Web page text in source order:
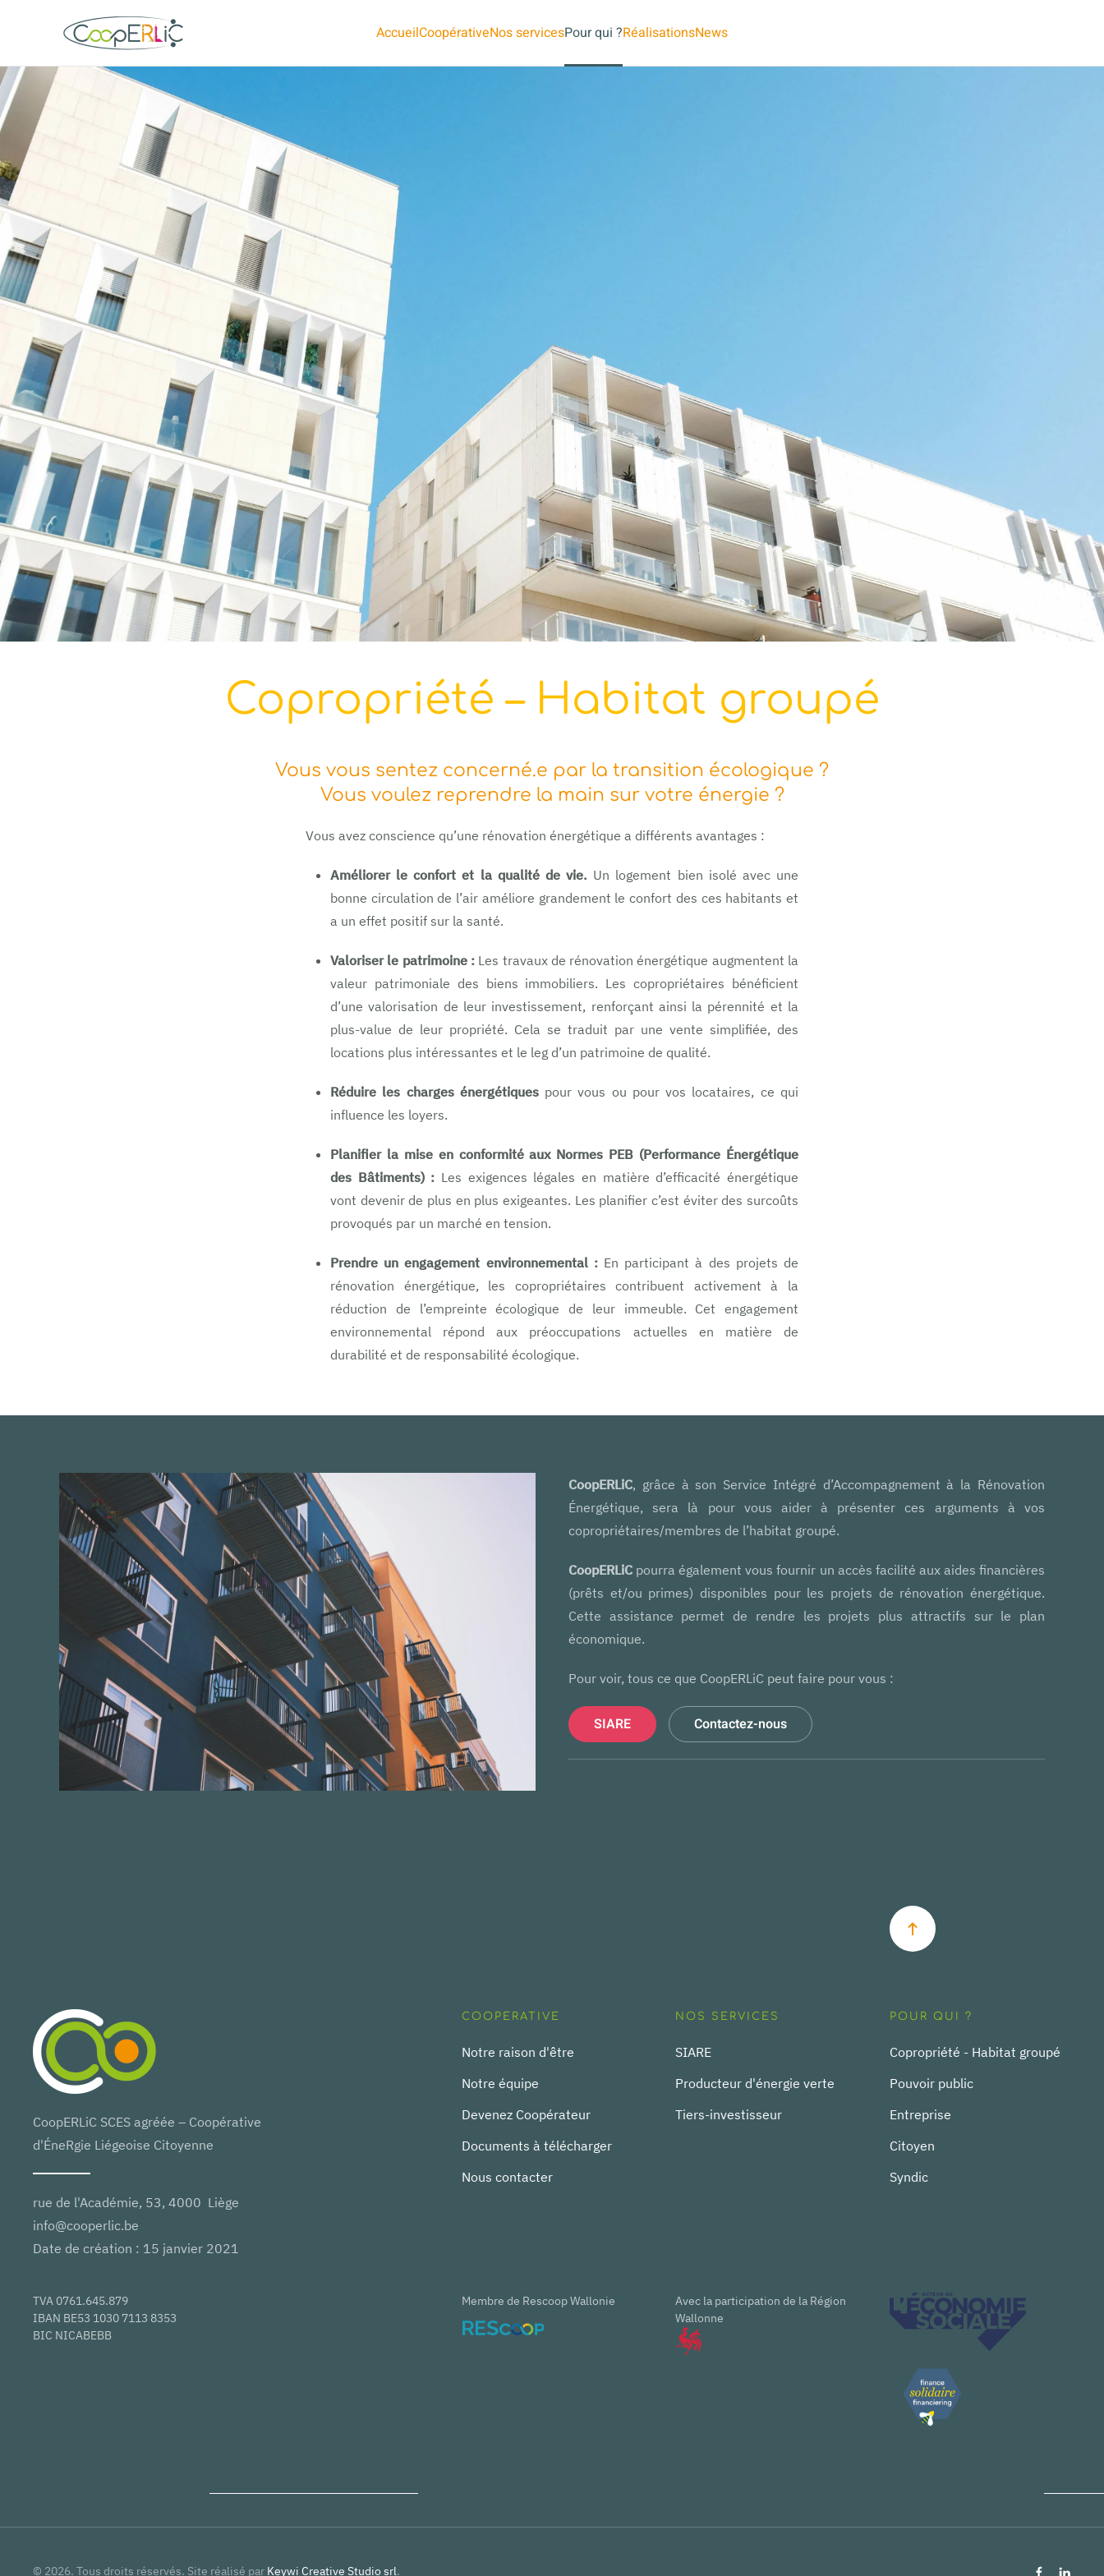
Skip to main content
AccueilCoopérativeNos servicesPour qui ?RéalisationsNews
Copropriété – Habitat groupé
Vous vous sentez concerné.e par la transition écologique ?
Vous voulez reprendre la main sur votre énergie ?
Vous avez conscience qu’une rénovation énergétique a différents avantages :
Améliorer le confort et la qualité de vie. Un logement bien isolé avec une
bonne circulation de l’air améliore grandement le confort des ces habitants et
a un effet positif sur la santé.
Valoriser le patrimoine :Les travaux de rénovation énergétique augmentent la
valeur patrimoniale des biens immobiliers. Les copropriétaires bénéficient
d’une valorisation de leur investissement, renforçant ainsi la pérennité et la
plus-value de leur propriété. Cela se traduit par une vente simplifiée, des
locations plus intéressantes et le leg d’un patrimoine de qualité.
Réduire les charges énergétiques pour vous ou pour vos locataires, ce qui
influence les loyers.
Planifier la mise en conformitéaux Normes PEB (Performance Énergétique
des Bâtiments) : Les exigences légales en matière d’efficacité énergétique
vont devenir de plus en plus exigeantes. Les planifier c’est éviter des surcoûts
provoqués par un marché en tension.
Prendre un engagement environnemental :En participant à des projets de
rénovation énergétique, les copropriétaires contribuent activement à la
réduction de l’empreinte écologique de leur immeuble. Cet engagement
environnemental répond aux préoccupations actuelles en matière de
durabilité et de responsabilité écologique.
CoopERLiC, grâce à son Service Intégré d’Accompagnement à la Rénovation
Énergétique, sera là pour vous aider à présenter ces arguments à vos
copropriétaires/membres de l’habitat groupé.
CoopERLiC pourra également vous fournir un accès facilité aux aides financières
(prêts et/ou primes) disponibles pour les projets de rénovation énergétique.
Cette assistance permet de rendre les projets plus attractifs sur le plan
économique.
Pour voir, tous ce que CoopERLiC peut faire pour vous :
SIARE Contactez-nous
CoopERLiC SCES agréée – Coopérative
d'ÉneRgie Liégeoise Citoyenne
rue de l'Académie, 53, 4000 Liège
info@cooperlic.be
Date de création : 15 janvier 2021
COOPERATIVE
Notre raison d'être
Notre équipe
Devenez Coopérateur
Documents à télécharger
Nous contacter
NOS SERVICES
SIARE
Producteur d'énergie verte
Tiers-investisseur
POUR QUI ?
Copropriété - Habitat groupé
Pouvoir public
Entreprise
Citoyen
Syndic
TVA 0761.645.879
IBAN BE53 1030 7113 8353
BIC NICABEBB
Membre de Rescoop Wallonie
Avec la participation de la Région
Wallonne
© 2026. Tous droits réservés. Site réalisé par Keywi Creative Studio srl.